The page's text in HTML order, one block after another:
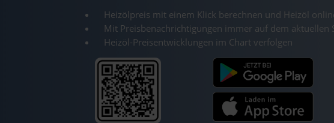
Heizölpreis mit einem Klick berechnen und Heizöl
Mit Preisbenachrichtigungen immer auf dem aktuellen
Heizöl-Preisentwicklungen im Chart verfolgen